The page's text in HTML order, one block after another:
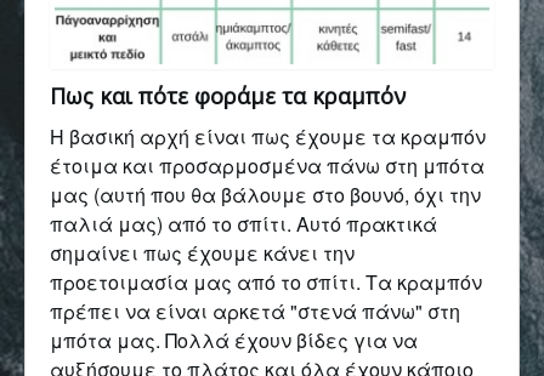
Πως και πότε φοράμε τα κραμπόν
Η βασική αρχή είναι πως έχουμε τα κραμπόν
έτοιμα και προσαρμοσμένα πάνω στη μπότα
μας (αυτή που θα βάλουμε στο βουνό, όχι την
παλιά μας) από το σπίτι. Αυτό πρακτικά
σημαίνει πως έχουμε κάνει την
προετοιμασία μας από το σπίτι. Τα κραμπόν
πρέπει να είναι αρκετά "στενά πάνω" στη
μπότα μας. Πολλά έχουν βίδες για να
αυξήσουμε το πλάτος και όλα έχουν κάποιο